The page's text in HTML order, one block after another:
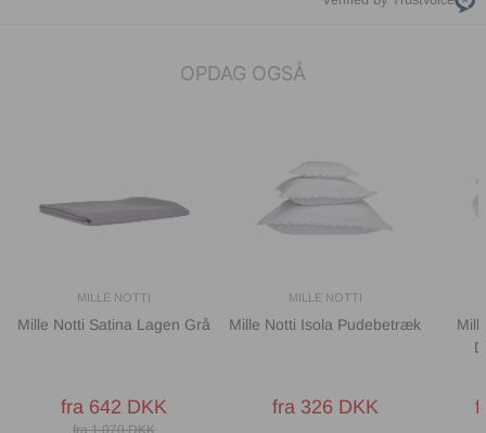
OPDAG OGSÅ
MILLE NOTTI
Mille Notti Satina Lagen Grå
fra 642 DKK
fra 1 070 DKK
MILLE NOTTI
Mille Notti Isola Pudebetræk
fra 326 DKK